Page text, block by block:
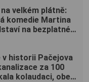
velkém plátně:
komedie Martina
na bezplatné
historii Pačejova
za 100
kolaudaci, obec